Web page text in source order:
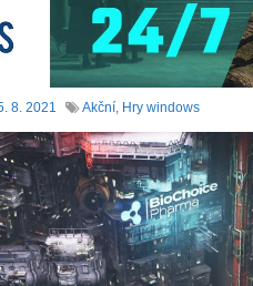
8. 2021 Akční, Hry windows